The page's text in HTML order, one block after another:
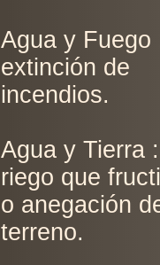
Agua y Fuego
extinción de
incendios.
Agua y Tierra :
riego que
o anegación
terreno.